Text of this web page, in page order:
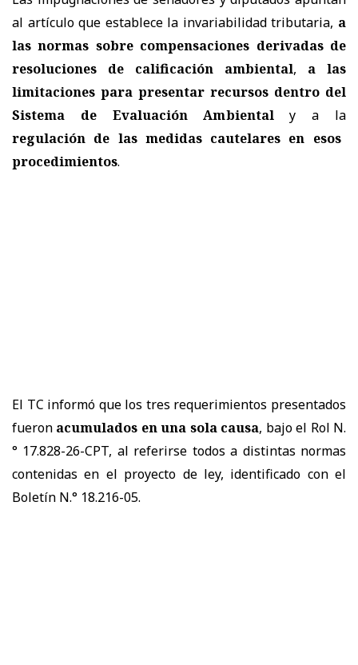
al artículo que establece la invariabilidad tributaria, a
las normas sobre compensaciones derivadas de
resoluciones de calificación ambiental, a las
limitaciones para presentar recursos dentro del
Sistema de Evaluación Ambientaly a la
regulación de las medidas cautelares en esos
procedimientos.
El TC informó que los tres requerimientos presentados
fueron acumulados en una sola causa, bajo el Rol N.
° 17.828-26-CPT, al referirse todos a distintas normas
contenidas en el proyecto de ley, identificado con el
Boletín N.° 18.216-05.